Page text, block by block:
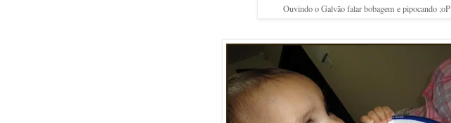
Ouvindo o Galvão falar bobagem e pipocando ;oP